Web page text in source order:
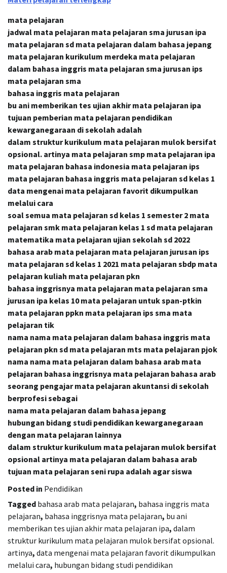
mata pelajaran
jadwal mata pelajaran mata pelajaran sma jurusan ipa
mata pelajaran sd mata pelajaran dalam bahasa jepang
mata pelajaran kurikulum merdeka mata pelajaran
dalam bahasa inggris mata pelajaran sma jurusan ips
mata pelajaran sma
bahasa inggris mata pelajaran
bu ani memberikan tes ujian akhir mata pelajaran ipa
tujuan pemberian mata pelajaran pendidikan
kewarganegaraan di sekolah adalah
dalam struktur kurikulum mata pelajaran mulok bersifat
opsional. artinya mata pelajaran smp mata pelajaran ipa
mata pelajaran bahasa indonesia mata pelajaran ips
mata pelajaran bahasa inggris mata pelajaran sd kelas 1
data mengenai mata pelajaran favorit dikumpulkan
melalui cara
soal semua mata pelajaran sd kelas 1 semester 2 mata
pelajaran smk mata pelajaran kelas 1 sd mata pelajaran
matematika mata pelajaran ujian sekolah sd 2022
bahasa arab mata pelajaran mata pelajaran jurusan ips
mata pelajaran sd kelas 1 2021 mata pelajaran sbdp mata
pelajaran kuliah mata pelajaran pkn
bahasa inggrisnya mata pelajaran mata pelajaran sma
jurusan ipa kelas 10 mata pelajaran untuk span-ptkin
mata pelajaran ppkn mata pelajaran ips sma mata
pelajaran tik
nama nama mata pelajaran dalam bahasa inggris mata
pelajaran pkn sd mata pelajaran mts mata pelajaran pjok
nama nama mata pelajaran dalam bahasa arab mata
pelajaran bahasa inggrisnya mata pelajaran bahasa arab
seorang pengajar mata pelajaran akuntansi di sekolah
berprofesi sebagai
nama mata pelajaran dalam bahasa jepang
hubungan bidang studi pendidikan kewarganegaraan
dengan mata pelajaran lainnya
dalam struktur kurikulum mata pelajaran mulok bersifat
opsional artinya mata pelajaran dalam bahasa arab
tujuan mata pelajaran seni rupa adalah agar siswa
Posted in Pendidikan
Tagged bahasa arab mata pelajaran, bahasa inggris mata
pelajaran, bahasa inggrisnya mata pelajaran, bu ani
memberikan tes ujian akhir mata pelajaran ipa, dalam
struktur kurikulum mata pelajaran mulok bersifat opsional.
artinya, data mengenai mata pelajaran favorit dikumpulkan
melalui cara, hubungan bidang studi pendidikan